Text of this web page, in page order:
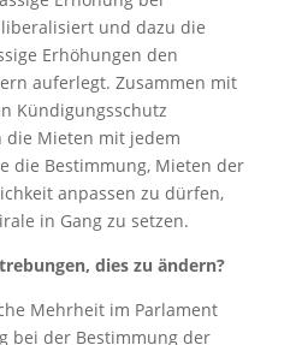
und dazu die
Erhöhungen den
auferlegt. Zusammen mit
Kündigungsschutz
die Mieten mit jedem
die Bestimmung, Mieten der
anpassen zu dürfen,
in Gang zu setzen.
dies zu ändern?
Mehrheit im Parlament
bei der Bestimmung der